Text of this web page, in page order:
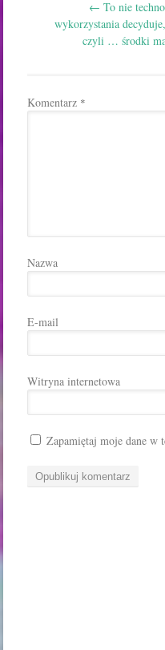
navigation
← To nie
wykorzystania
czyli … środki
Komentarz *
Nazwa
E-mail
Witryna internetowa
Zapamiętaj moje dane w